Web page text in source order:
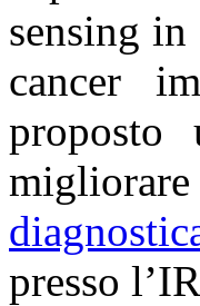
sensing
cancer
proposto
presso